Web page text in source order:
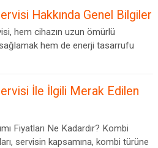
Hakkında Genel Bilgiler
hem cihazın uzun ömürlü
sağlamak hem de enerji tasarrufu
İle İlgili Merak Edilen
Fiyatları Ne Kadardır? Kombi
servisin kapsamına, kombi türüne